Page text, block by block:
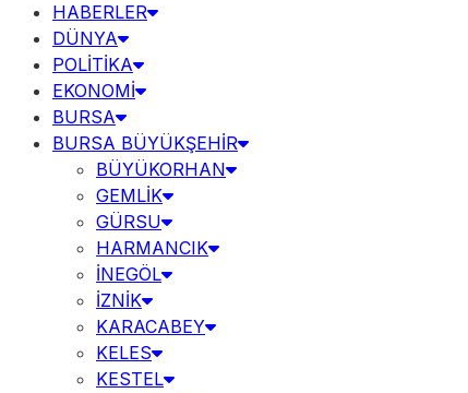
HABERLER
DÜNYA
POLİTİKA
EKONOMİ
BURSA
BURSA BÜYÜKŞEHİR
BÜYÜKORHAN
GEMLİK
GÜRSU
HARMANCIK
İNEGÖL
İZNİK
KARACABEY
KELES
KESTEL